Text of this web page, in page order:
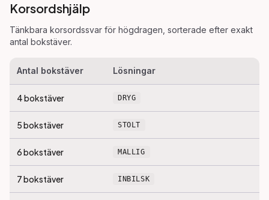
Korsordshjälp
Tänkbara korsordssvar för högdragen , sorterade efter exakt
antal bokstäver.
Antal bokstäver Lösningar
4bokstäver DRYG
5bokstäver STOLT
6bokstäver MALLIG
7bokstäver INBILSK